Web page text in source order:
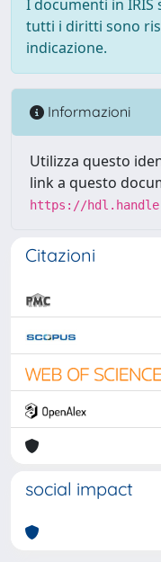
I documenti in
tutti i diritti sono
indicazione.
Informazioni
Utilizza questo
link a questo
https://
Citazioni
social impact